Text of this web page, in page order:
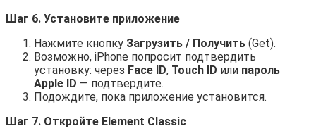
Шаг 6. Установите приложение
Нажмите кнопку Загрузить / Получить (Get).
Возможно, iPhone попросит подтвердить
установку: через Face ID, Touch ID или пароль
Apple ID — подтвердите.
Подождите, пока приложение установится.
Шаг 7. Откройте Element Classic